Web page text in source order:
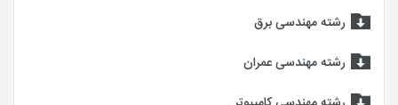
رشته مهندسی برق
رشته مهندسی عمران